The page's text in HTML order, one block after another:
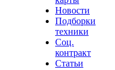
Новости
Подборки
техники
Соц.
контракт
Статьи